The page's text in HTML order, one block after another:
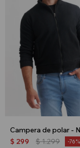
$ 299 $1.299 76